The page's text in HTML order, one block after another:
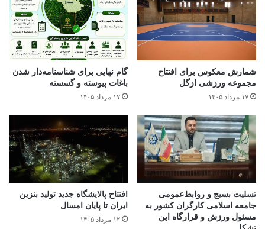
شمارش معکوس برای افتتاح
مجموعه ورزشی ازگل
۱۷ مرداد ۱۴۰۵
گام نهایی برای شناسنامه‌دار شدن
باغات پیوسته و گسسته
۱۷ مرداد ۱۴۰۵
تسلیت بسیج و روابط‌عمومی
جامعه اسلامی کارگران کشور به
مسئول ورزش و قرارگاه این
افتتاح ‌پالایشگاه جدید تولید بنزین
ایران تا پایان امسال
۱۲ مرداد ۱۴۰۵